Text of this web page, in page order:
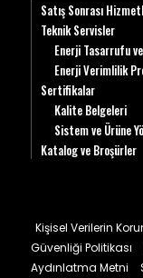
Satış Sonrası
Teknik Servisler
Enerji Tasarrufu
Enerji Verimlilik
Sertifikalar
Kalite Belgeleri
Sistem ve Ürüne
Katalog ve Broşürler
Kişisel Verilerin
Güvenliği Politikası
Aydınlatma Metni